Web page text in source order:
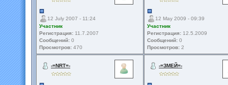
12 July 2007 - 11:24
Участник
Регистрация: 11.7.2007
Сообщений: 0
Просмотров: 470
12 May 2009 - 09:39
Участник
Регистрация: 12.5.2009
Сообщений: 0
Просмотров: 2
-=NRT=- -=ЗМЕЙ=-